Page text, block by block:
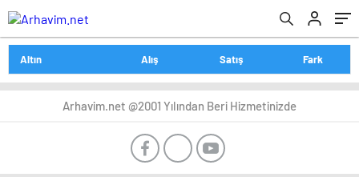
Altın Alış Satış Fark
Arhavim.net @2001 Yılından Beri Hizmetinizde